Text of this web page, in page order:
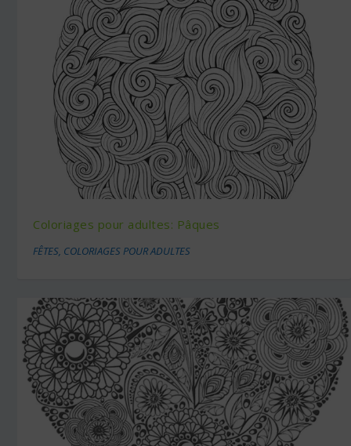
Coloriages pour adultes: Pâques
FÊTES, COLORIAGES POUR ADULTES